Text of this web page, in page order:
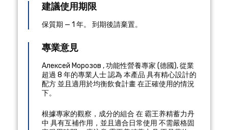
建議使用期限
保質期 — 1 年。 到期後請棄置。
專業意見
Алексей Морозов ,功能性營養專家 (德國), 從業
超過 8 年的專業人士認為 本產品 具有精心設計的
配方 並且適用於均衡飲食計畫 在正確使用的情況
下。
根據專家的觀察，成分的組合 在 霸王养精蓄力丹
中 具有互補作用，並且適合日常使用 不需嚴格固